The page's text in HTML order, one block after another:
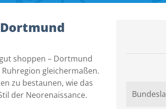
shoppen – Dortmund
gleichermaßen.
zu bestaunen, wie das
der Neorenaissance.